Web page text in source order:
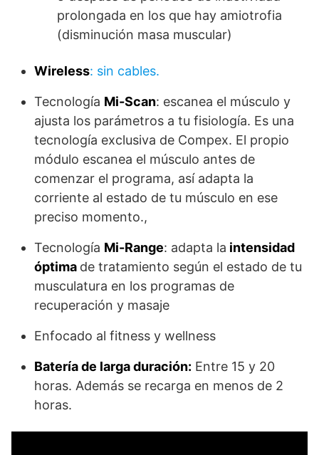
prolongada en los que hay amiotrofia
(disminución masa muscular)
Wireless: sin cables.
Tecnología Mi-Scan: escanea el músculo y
ajusta los parámetros a tu fisiología. Es una
tecnología exclusiva de Compex. El propio
módulo escanea el músculo antes de
comenzar el programa, así adapta la
corriente al estado de tu músculo en ese
preciso momento.,
Tecnología Mi-Range: adapta la intensidad
óptima de tratamiento según el estado de tu
musculatura en los programas de
recuperación y masaje
Enfocado al fitness y wellness
Batería de larga duración: Entre 15 y 20
horas. Además se recarga en menos de 2
horas.